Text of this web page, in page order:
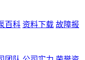
百科 资料下载 故障报